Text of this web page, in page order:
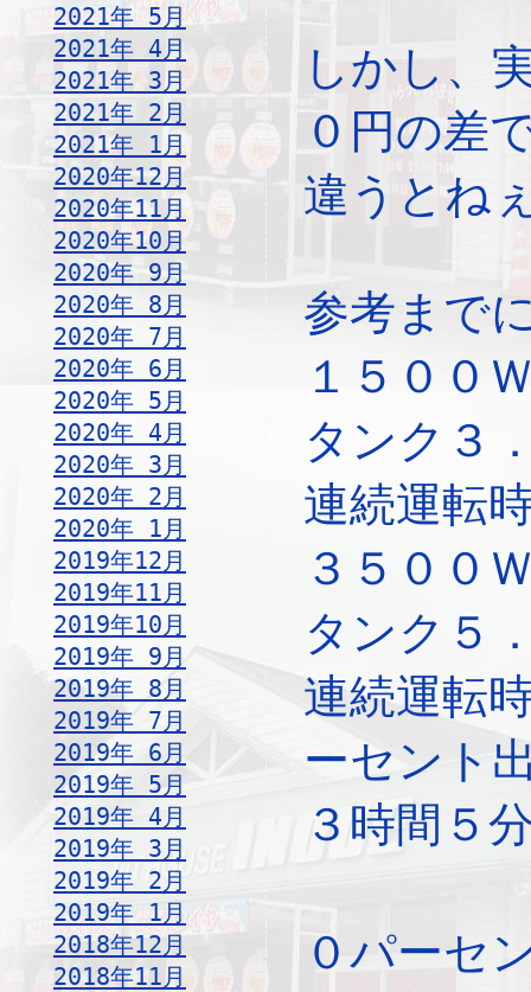
2021年 5月
2021年 4月
2021年 3月
2021年 2月
2021年 1月
2020年12月
2020年11月
2020年10月
2020年 9月
2020年 8月
2020年 7月
2020年 6月
2020年 5月
2020年 4月
2020年 3月
2020年 2月
2020年 1月
2019年12月
2019年11月
2019年10月
2019年 9月
2019年 8月
2019年 7月
2019年 6月
2019年 5月
2019年 4月
2019年 3月
2019年 2月
2019年 1月
2018年12月
2018年11月
しかし、
０円の差
違うとね
参考まで
１５００
タンク３
連続運転
３５００
タンク５
連続運転
ーセント
３時間５
０パーセ